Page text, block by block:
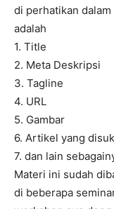
di perhatikan
adalah
1. Title
2. Meta Deskripsi
3. Tagline
4. URL
5. Gambar
6. Artikel yang
7. dan lain
Materi ini sudah
di beberapa